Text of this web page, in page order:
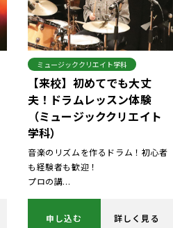
ミュージッククリエイト学科
【来校】初めてでも大丈
夫！ドラムレッスン体験
（ミュージッククリエイト
学科）
音楽のリズムを作るドラム！初心者
も経験者も歓迎！
プロの講...
申し込む 詳しく見る